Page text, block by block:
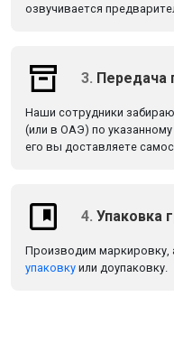
озвучивается
3. Передача
Наши сотрудники
(или в ОАЭ) по указанному
его вы доставляете
4. Упаковка
Производим маркировку,
упаковку или доупаковку.